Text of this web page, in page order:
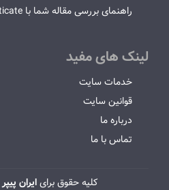
راهنمای بررسی مقاله شما با iThenticate و Grammerly
لینک های مفید
خدمات سایت
قوانین سایت
درباره ما
تماس با ما
کلیه حقوق برایایران پیپر